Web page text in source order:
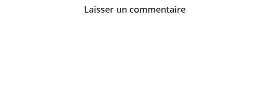
Laisser un commentaire